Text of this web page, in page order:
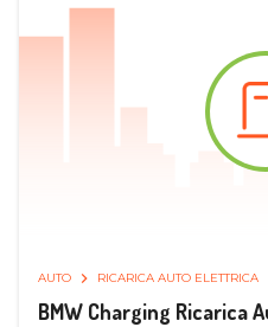
AUTO RICARICA AUTO ELETTRICA
BMW Charging Ricarica